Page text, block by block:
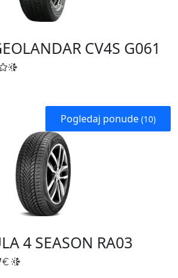
CV4S G061
Pogledaj ponude (10)
4 SEASON RA03